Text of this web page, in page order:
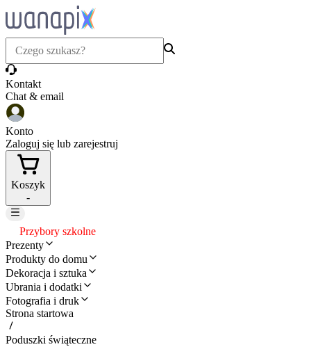
Kontakt
Chat & email
Konto
Zaloguj się lub zarejestruj
Koszyk
-
Przybory szkolne
Prezenty
Produkty do domu
Dekoracja i sztuka
Ubrania i dodatki
Fotografia i druk
Strona startowa
Poduszki świąteczne